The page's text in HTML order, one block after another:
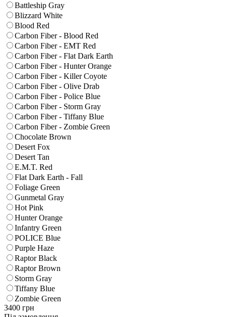
Battleship Gray
Blizzard White
Blood Red
Carbon Fiber - Blood Red
Carbon Fiber - EMT Red
Carbon Fiber - Flat Dark Earth
Carbon Fiber - Hunter Orange
Carbon Fiber - Killer Coyote
Carbon Fiber - Olive Drab
Carbon Fiber - Police Blue
Carbon Fiber - Storm Gray
Carbon Fiber - Tiffany Blue
Carbon Fiber - Zombie Green
Chocolate Brown
Desert Fox
Desert Tan
E.M.T. Red
Flat Dark Earth - Fall
Foliage Green
Gunmetal Gray
Hot Pink
Hunter Orange
Infantry Green
POLICE Blue
Purple Haze
Raptor Black
Raptor Brown
Storm Gray
Tiffany Blue
Zombie Green
3400 грн